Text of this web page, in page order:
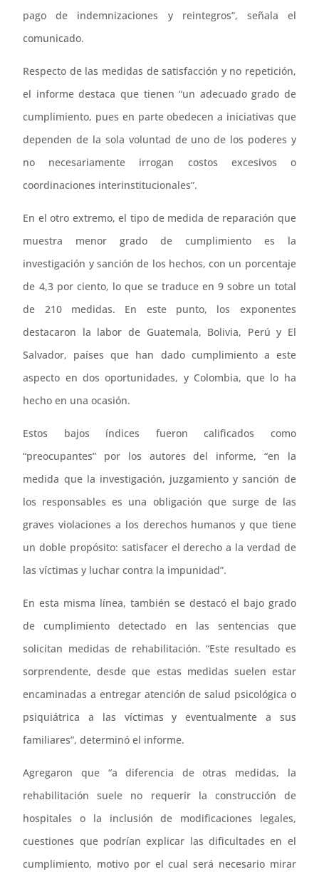
pago de indemnizaciones y reintegros”, señala el
comunicado.
Respecto de las medidas de satisfacción y no repetición,
el informe destaca que tienen “un adecuado grado de
cumplimiento, pues en parte obedecen a iniciativas que
dependen de la sola voluntad de uno de los poderes y
no necesariamente irrogan costos excesivos o
coordinaciones interinstitucionales”.
En el otro extremo, el tipo de medida de reparación que
muestra menor grado de cumplimiento es la
investigación y sanción de los hechos, con un porcentaje
de 4,3 por ciento, lo que se traduce en 9 sobre un total
de 210 medidas. En este punto, los exponentes
destacaron la labor de Guatemala, Bolivia, Perú y El
Salvador, países que han dado cumplimiento a este
aspecto en dos oportunidades, y Colombia, que lo ha
hecho en una ocasión.
Estos bajos índices fueron calificados como
“preocupantes” por los autores del informe, “en la
medida que la investigación, juzgamiento y sanción de
los responsables es una obligación que surge de las
graves violaciones a los derechos humanos y que tiene
un doble propósito: satisfacer el derecho a la verdad de
las víctimas y luchar contra la impunidad”.
En esta misma línea, también se destacó el bajo grado
de cumplimiento detectado en las sentencias que
solicitan medidas de rehabilitación. “Este resultado es
sorprendente, desde que estas medidas suelen estar
encaminadas a entregar atención de salud psicológica o
psiquiátrica a las víctimas y eventualmente a sus
familiares”, determinó el informe.
Agregaron que “a diferencia de otras medidas, la
rehabilitación suele no requerir la construcción de
hospitales o la inclusión de modificaciones legales,
cuestiones que podrían explicar las dificultades en el
cumplimiento, motivo por el cual será necesario mirar